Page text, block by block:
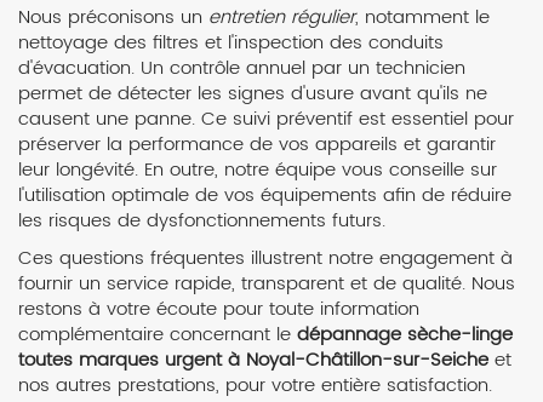
Nous préconisons un entretien régulier, notamment le
nettoyage des filtres et l'inspection des conduits
d'évacuation. Un contrôle annuel par un technicien
permet de détecter les signes d'usure avant qu'ils ne
causent une panne. Ce suivi préventif est essentiel pour
préserver la performance de vos appareils et garantir
leur longévité. En outre, notre équipe vous conseille sur
l'utilisation optimale de vos équipements afin de réduire
les risques de dysfonctionnements futurs.
Ces questions fréquentes illustrent notre engagement à
fournir un service rapide, transparent et de qualité. Nous
restons à votre écoute pour toute information
complémentaire concernant le dépannage sèche-linge
toutes marques urgent à Noyal-Châtillon-sur-Seiche et
nos autres prestations, pour votre entière satisfaction.